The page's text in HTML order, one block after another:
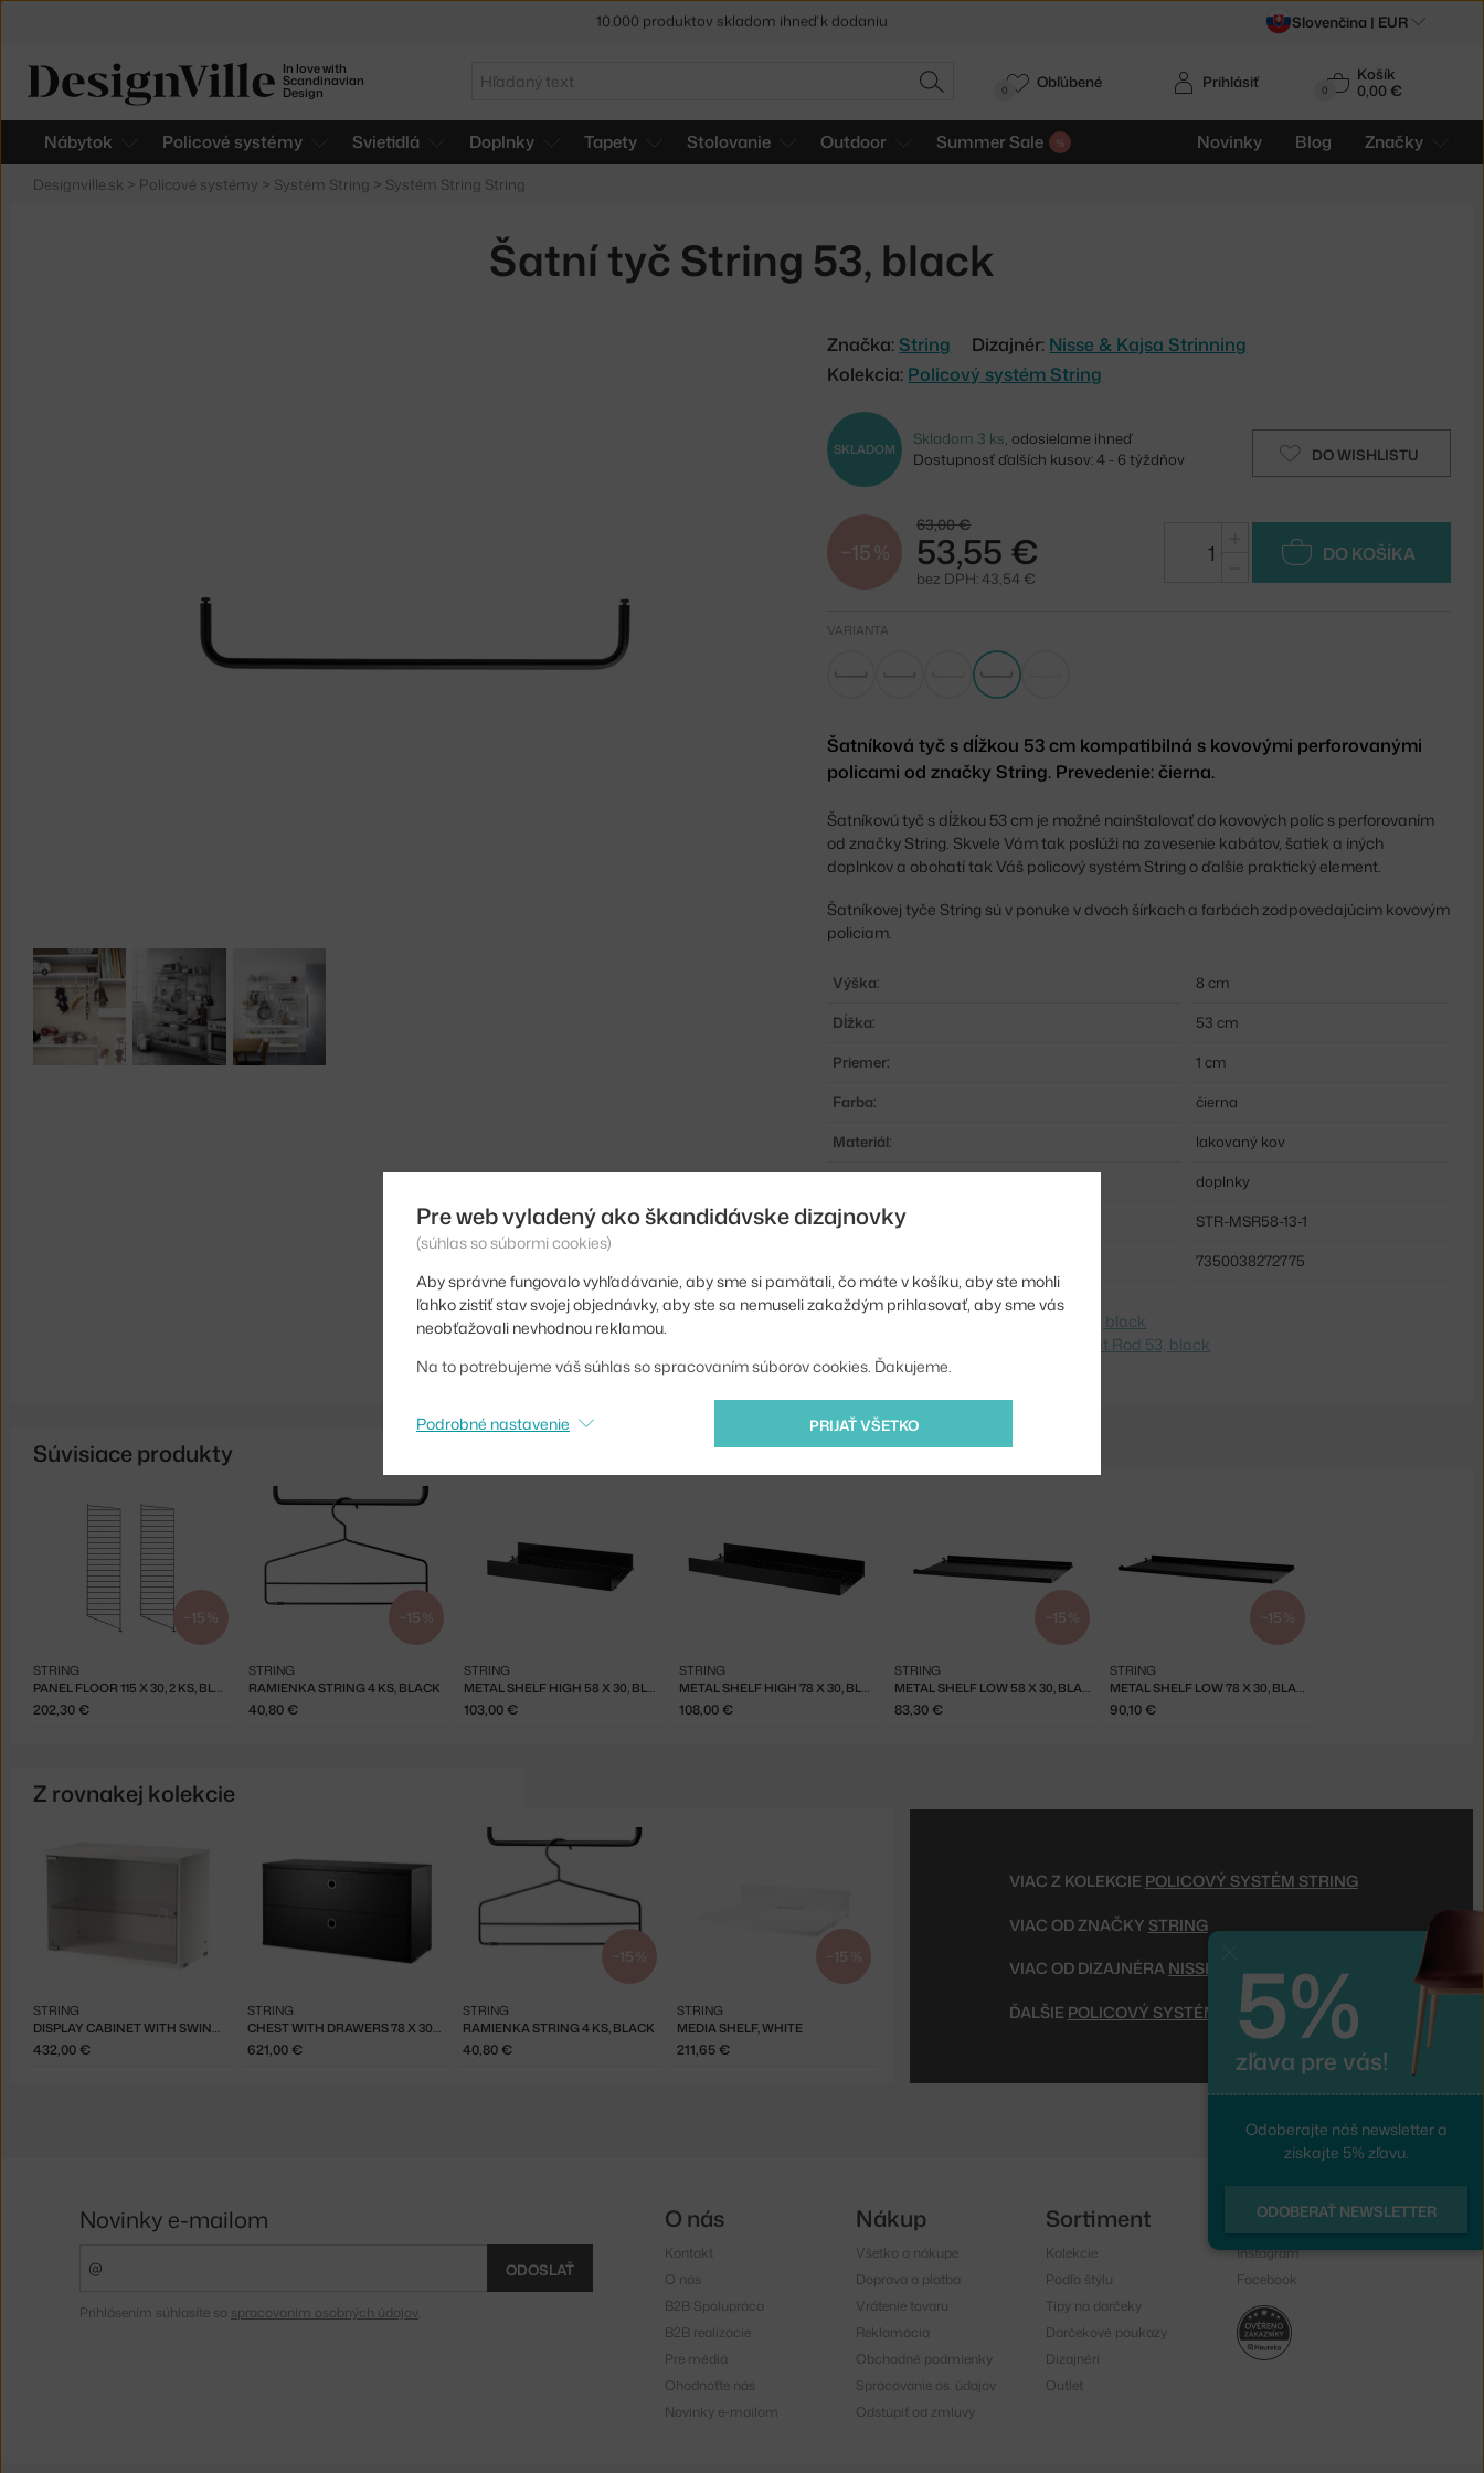
In love with
Scandinavian
Design
Hľadať
HĽADAŤ 0
Košík
0,00 €
Nábytok Policové systémy Svietidlá Doplnky Tapety Stolovanie Outdoor Summer Sale Novinky Blog Značky
Prihlásiť
0 Obľúbené
Designville.sk > Policové systémy > Systém String > Systém String String
Šatní tyč String 53, black
Značka: String Dizajnér: Nisse & Kajsa Strinning
Kolekcia: Policový systém String
DO WISHLISTU
SKLADOM
Skladom 3 ks, odosielame ihneď
Dostupnosť ďalších kusov: 4 - 6 týždňov
−15 %
63,00 €
53,55 €
bez DPH: 43,54 €
DO KOŠÍKA
VARIANTA
Šatníková tyč s dĺžkou 53 cm kompatibilná s kovovými perforovanými
policami od značky String. Prevedenie: čierna.
Šatníkovú tyč s dĺžkou 53 cm je možné nainštalovať do kovových políc s perforovaním
od značky String. Skvele Vám tak poslúži na zavesenie kabátov, šatiek a iných
doplnkov a obohatí tak Váš policový systém String o ďalšie praktický element.
Šatníkovej tyče String sú v ponuke v dvoch šírkach a farbách zodpovedajúcim kovovým
policiam.
Výška:
8 cm
Dĺžka:
53 cm
Priemer:
1 cm
Farba:
čierna
Materiál:
lakovaný kov
doplnky
Kód produktu
STR-MSR58-13-1
7350038272775
Jste z Česka? Přejděte na
Šatní tyč 53, black
Closet Rod 53, black
Súvisiace produkty
−15 %
PANEL FLOOR 115 X 30, 2 KS, BLACK
STRING
202,30 €
−15 %
RAMIENKA STRING 4 KS, BLACK
STRING
40,80 €
METAL SHELF HIGH 58 X 30, BLACK
STRING
103,00 €
METAL SHELF HIGH 78 X 30, BLACK
STRING
108,00 €
−15 %
METAL SHELF LOW 58 X 30, BLACK
STRING
83,30 €
−15 %
METAL SHELF LOW 78 X 30, BLACK
STRING
90,10 €
Z rovnakej kolekcie
DISPLAY CABINET WITH SWING GLASS DOOR, WHITE
STRING
432,00 €
CHEST WITH DRAWERS 78 X 30, BLACK ASH
STRING
621,00 €
−15 %
RAMIENKA STRING 4 KS, BLACK
STRING
40,80 €
−15 %
MEDIA SHELF, WHITE
STRING
211,65 €
VIAC Z KOLEKCIE POLICOVÝ SYSTÉM STRING
VIAC OD ZNAČKY STRING
VIAC OD DIZAJNÉRA NISSE & KAJSA STRINNING
ĎALŠIE POLICOVÝ SYSTÉM STRING
5 % zľava pre odberateľovnewslettera Slovenčina | EUR
Pre web vyladený ako škandidávske dizajnovky
(súhlas so súbormi cookies)
Aby správne fungovalo vyhľadávanie, aby sme si pamätali, čo máte v košíku, aby ste mohli
ľahko zistiť stav svojej objednávky, aby ste sa nemuseli zakaždým prihlasovať, aby sme vás
neobťažovali nevhodnou reklamou.
Na to potrebujeme váš súhlas so spracovaním súborov cookies. Ďakujeme.
PRIJAŤ VŠETKO
Podrobné nastavenie
5%
zľava pre vás!
Odoberajte náš newsletter a
získajte 5% zľavu.
ODOBERAŤ NEWSLETTER
Novinky e-mailom
ODOSLAŤ
Prihlásením súhlasíte so spracovaním osobných údajov
O nás
Kontakt
O nás
B2B Spolupráca
B2B realizácie
Pre médiá
Ohodnoťte nás
Novinky e-mailom
Nákup
Všetko o nákupe
Doprava a platba
Vrátenie tovaru
Reklamácia
Obchodné podmienky
Spracovanie os. údajov
Odstúpiť od zmluvy
Sortiment
Kolekcie
Podľa štýlu
Tipy na darčeky
Darčekové poukazy
Dizajnéri
Outlet
Sledujte nás
Instagram
Facebook